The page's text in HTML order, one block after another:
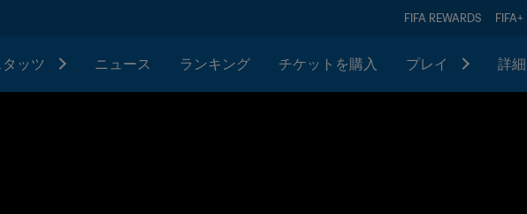
FIFA REWARDS FIFA+
ッツ ニュース ランキング チケットを購入 プレイ 詳細